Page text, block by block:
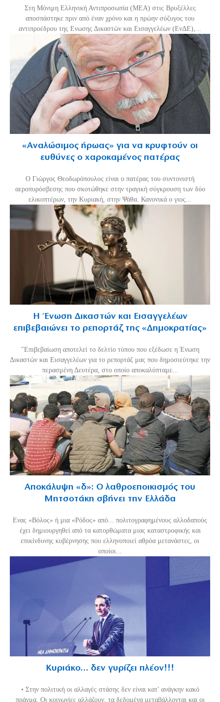
Στη Μόνιμη Ελληνική Αντιπροσωπία (ΜΕΑ) στις Βρυξέλλες
αποσπάστηκε πριν από έναν χρόνο και η πρώην σύζυγος του
αντιπροέδρου της Ενωσης Δικαστών και Εισαγγελέων (ΕνΔΕ),...
«Aναλώσιμος ήρωας» για να κρυφτούν οι
ευθύνες ο χαροκαμένος πατέρας
Ο Γιώργος Θεοδωρόπουλος είναι ο πατέρας του συντονιστή
αεροπυρόσβεσης που σκοτώθηκε στην τραγική σύγκρουση των δύο
ελικοπτέρων, την Κυριακή, στην Ψάθα. Κανονικά ο γιος...
Η Ένωση Δικαστών και Εισαγγελέων
επιβεβαιώνει το ρεπορτάζ της «Δημοκρατίας»
"Επιβεβαίωση αποτελεί το δελτίο τύπου που εξέδωσε η Ένωση
Δικαστών και Εισαγγελέων για το ρεπορτάζ μας που δημοσιεύτηκε την
περασμένη Δευτέρα, στο οποίο αποκαλύπταμε...
Αποκάλυψη «δ»: Ο λαθροεποικισμός του
Μητσοτάκη σβήνει την Ελλάδα
Ενας «Βόλος» ή μια «Ρόδος» από... πολιτογραφημένους αλλοδαπούς
έχει δημιουργηθεί από τα κατορθώματα μιας καταστροφικής και
επικίνδυνης κυβέρνησης που ελληνοποιεί αθρόα μετανάστες, οι
οποίοι...
Κυριάκο… δεν γυρίζει πλέον!!!
• Στην πολιτική οι αλλαγές στάσης δεν είναι κατ' ανάγκην κακό
πράγμα. Οι κοινωνίες αλλάζουν, τα δεδομένα μεταβάλλονται και οι